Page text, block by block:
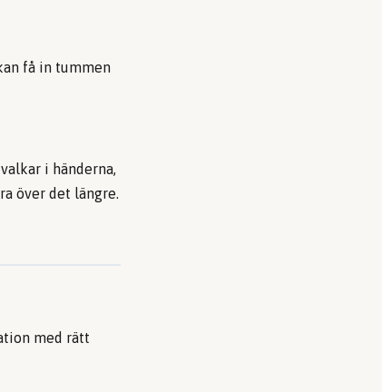
få in tummen
i händerna,
över det längre.
med rätt